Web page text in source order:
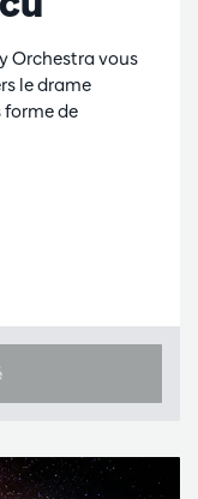
Orchestra vous
le drame
forme de